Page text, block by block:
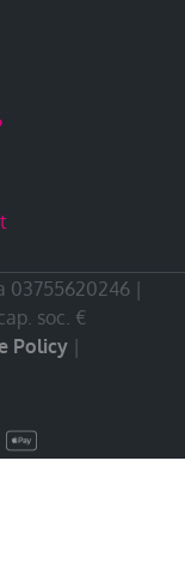
03755620246 |
soc. €
Policy |